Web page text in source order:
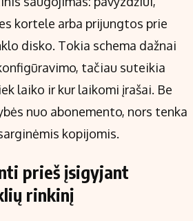
kortele arba prijungtos prie
disko. Tokia schema dažnai
tačiau suteikia
laiko ir kur laikomi įrašai. Be
nuo abonemento, nors tenka
kopijomis.
prieš įsigyjant
rinkinį